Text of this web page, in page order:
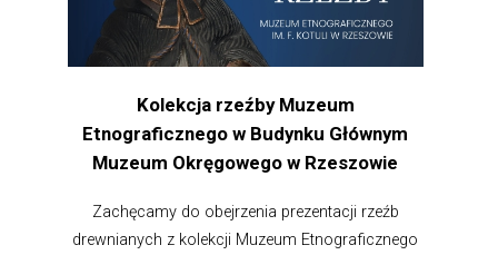
Kolekcja rzeźby Muzeum
Etnograficznego w Budynku Głównym
Muzeum Okręgowego w Rzeszowie
Zachęcamy do obejrzenia prezentacji rzeźb
drewnianych z kolekcji Muzeum Etnograficznego